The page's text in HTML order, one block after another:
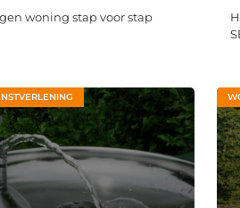
woning stap voor stap